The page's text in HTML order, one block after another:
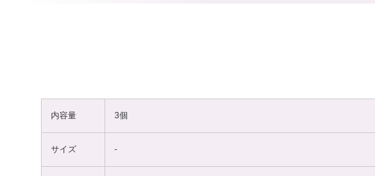
内容量 3個
サイズ ‐